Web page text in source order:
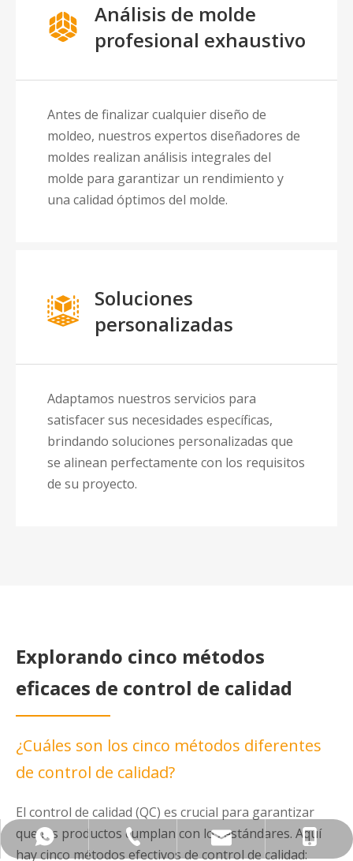
Análisis de molde
profesional exhaustivo
Antes de finalizar cualquier diseño de
moldeo, nuestros expertos diseñadores de
moldes realizan análisis integrales del
molde para garantizar un rendimiento y
una calidad óptimos del molde.
Soluciones
personalizadas
Adaptamos nuestros servicios para
satisfacer sus necesidades específicas,
brindando soluciones personalizadas que
se alinean perfectamente con los requisitos
de su proyecto.
Explorando cinco métodos
eficaces de control de calidad
¿Cuáles son los cinco métodos diferentes
de control de calidad?
El control de calidad (QC) es crucial para garantizar
que los productos cumplan con los estándares. Aquí
hay cinco métodos efectivos de control de calidad:
+8613326060701
+86-576-8401-8627
Info@tzanye.com
+86-133-2606-0701